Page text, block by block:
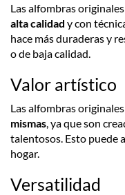
Las alfombras
alta calidad y con
hace más duraderas y
o de baja calidad.
Valor artístico
Las alfombras originales
mismas , ya que son
talentosos. Esto puede
hogar.
Versatilidad